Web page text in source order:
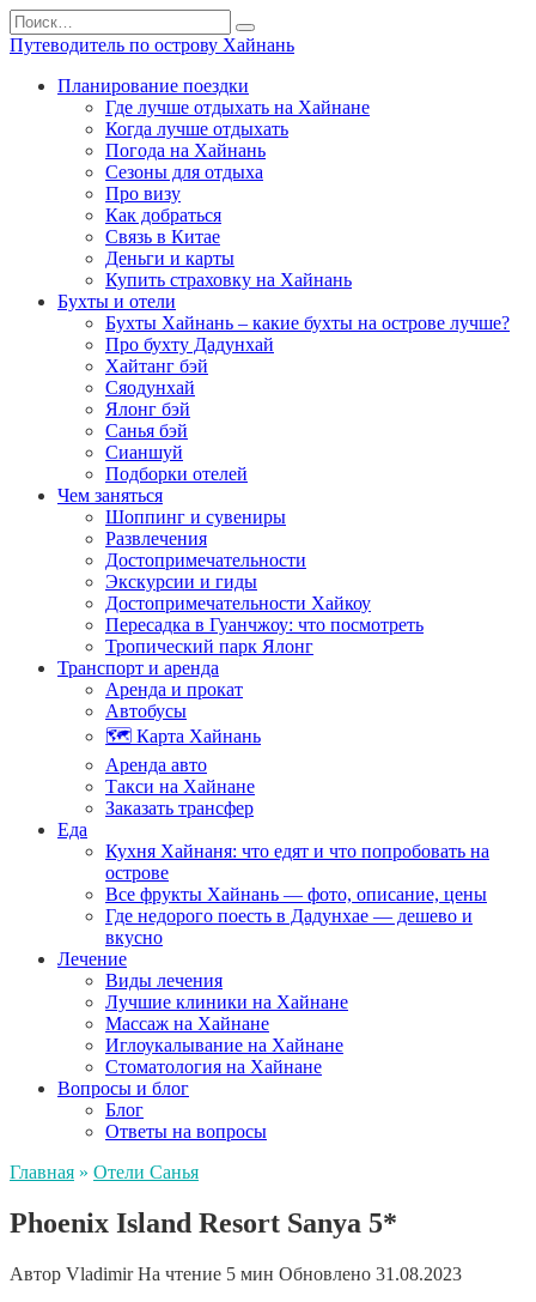
Перейти
к
содержанию
Search
for:
Путеводитель по острову Хайнань
Планирование поездки
Где лучше отдыхать на Хайнане
Когда лучше отдыхать
Погода на Хайнань
Сезоны для отдыха
Про визу
Как добраться
Связь в Китае
Деньги и карты
Купить страховку на Хайнань
Бухты и отели
Бухты Хайнань – какие бухты на острове лучше?
Про бухту Дадунхай
Хайтанг бэй
Сяодунхай
Ялонг бэй
Санья бэй
Сианшуй
Подборки отелей
Чем заняться
Шоппинг и сувениры
Развлечения
Достопримечательности
Экскурсии и гиды
Достопримечательности Хайкоу
Пересадка в Гуанчжоу: что посмотреть
Тропический парк Ялонг
Транспорт и аренда
Аренда и прокат
Автобусы
🗺️ Карта Хайнань
Аренда авто
Такси на Хайнане
Заказать трансфер
Еда
Кухня Хайнаня: что едят и что попробовать на
острове
Все фрукты Хайнань — фото, описание, цены
Где недорого поесть в Дадунхае — дешево и
вкусно
Лечение
Виды лечения
Лучшие клиники на Хайнане
Массаж на Хайнане
Иглоукалывание на Хайнане
Стоматология на Хайнане
Вопросы и блог
Блог
Ответы на вопросы
Главная » Отели Санья
Phoenix Island Resort Sanya 5*
Автор Vladimir На чтение 5 мин Обновлено 31.08.2023